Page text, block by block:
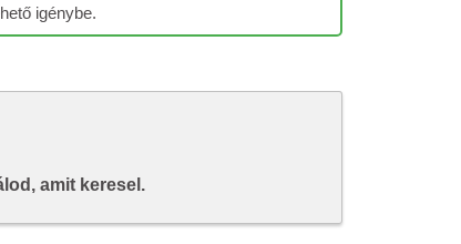
igénybe.
amit keresel.